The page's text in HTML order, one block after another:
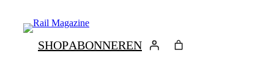
SHOPABONNEREN